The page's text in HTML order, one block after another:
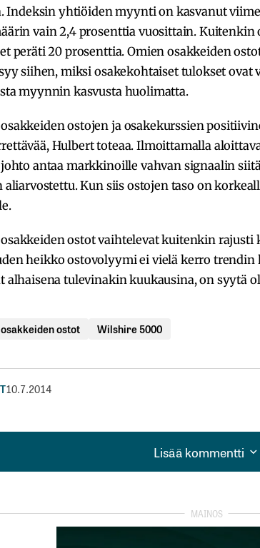
Indeksin yhtiöiden myynti on kasvanut
vain 2,4 prosenttia vuosittain. Kuitenkin
peräti 20 prosenttia. Omien osakkeiden
siihen, miksi osakekohtaiset tulokset ovat
myynnin kasvusta huolimatta.
ostojen ja osakekurssien
Hulbert toteaa. Ilmoittamalla
antaa markkinoille vahvan signaalin
aliarvostettu. Kun siis ostojen taso on
ostot vaihtelevat kuitenkin rajusti
heikko ostovolyymi ei vielä kerro trendin
alhaisena tulevinakin kuukausina, on syytä
ostot Wilshire 5000
10.7.2014
Lisää kommentti
Lisää kommentti